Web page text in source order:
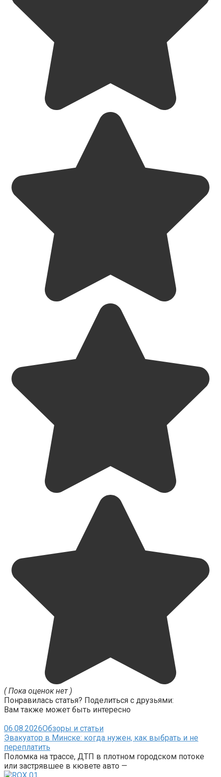
( Пока оценок нет )
Понравилась статья? Поделиться с друзьями:
Вам также может быть интересно
06.08.2026Обзоры и статьи
Эвакуатор в Минске: когда нужен, как выбрать и не
переплатить
Поломка на трассе, ДТП в плотном городском потоке
или застрявшее в кювете авто —